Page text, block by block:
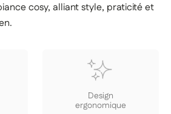
cosy, alliant style, praticité et
Design
ergonomique